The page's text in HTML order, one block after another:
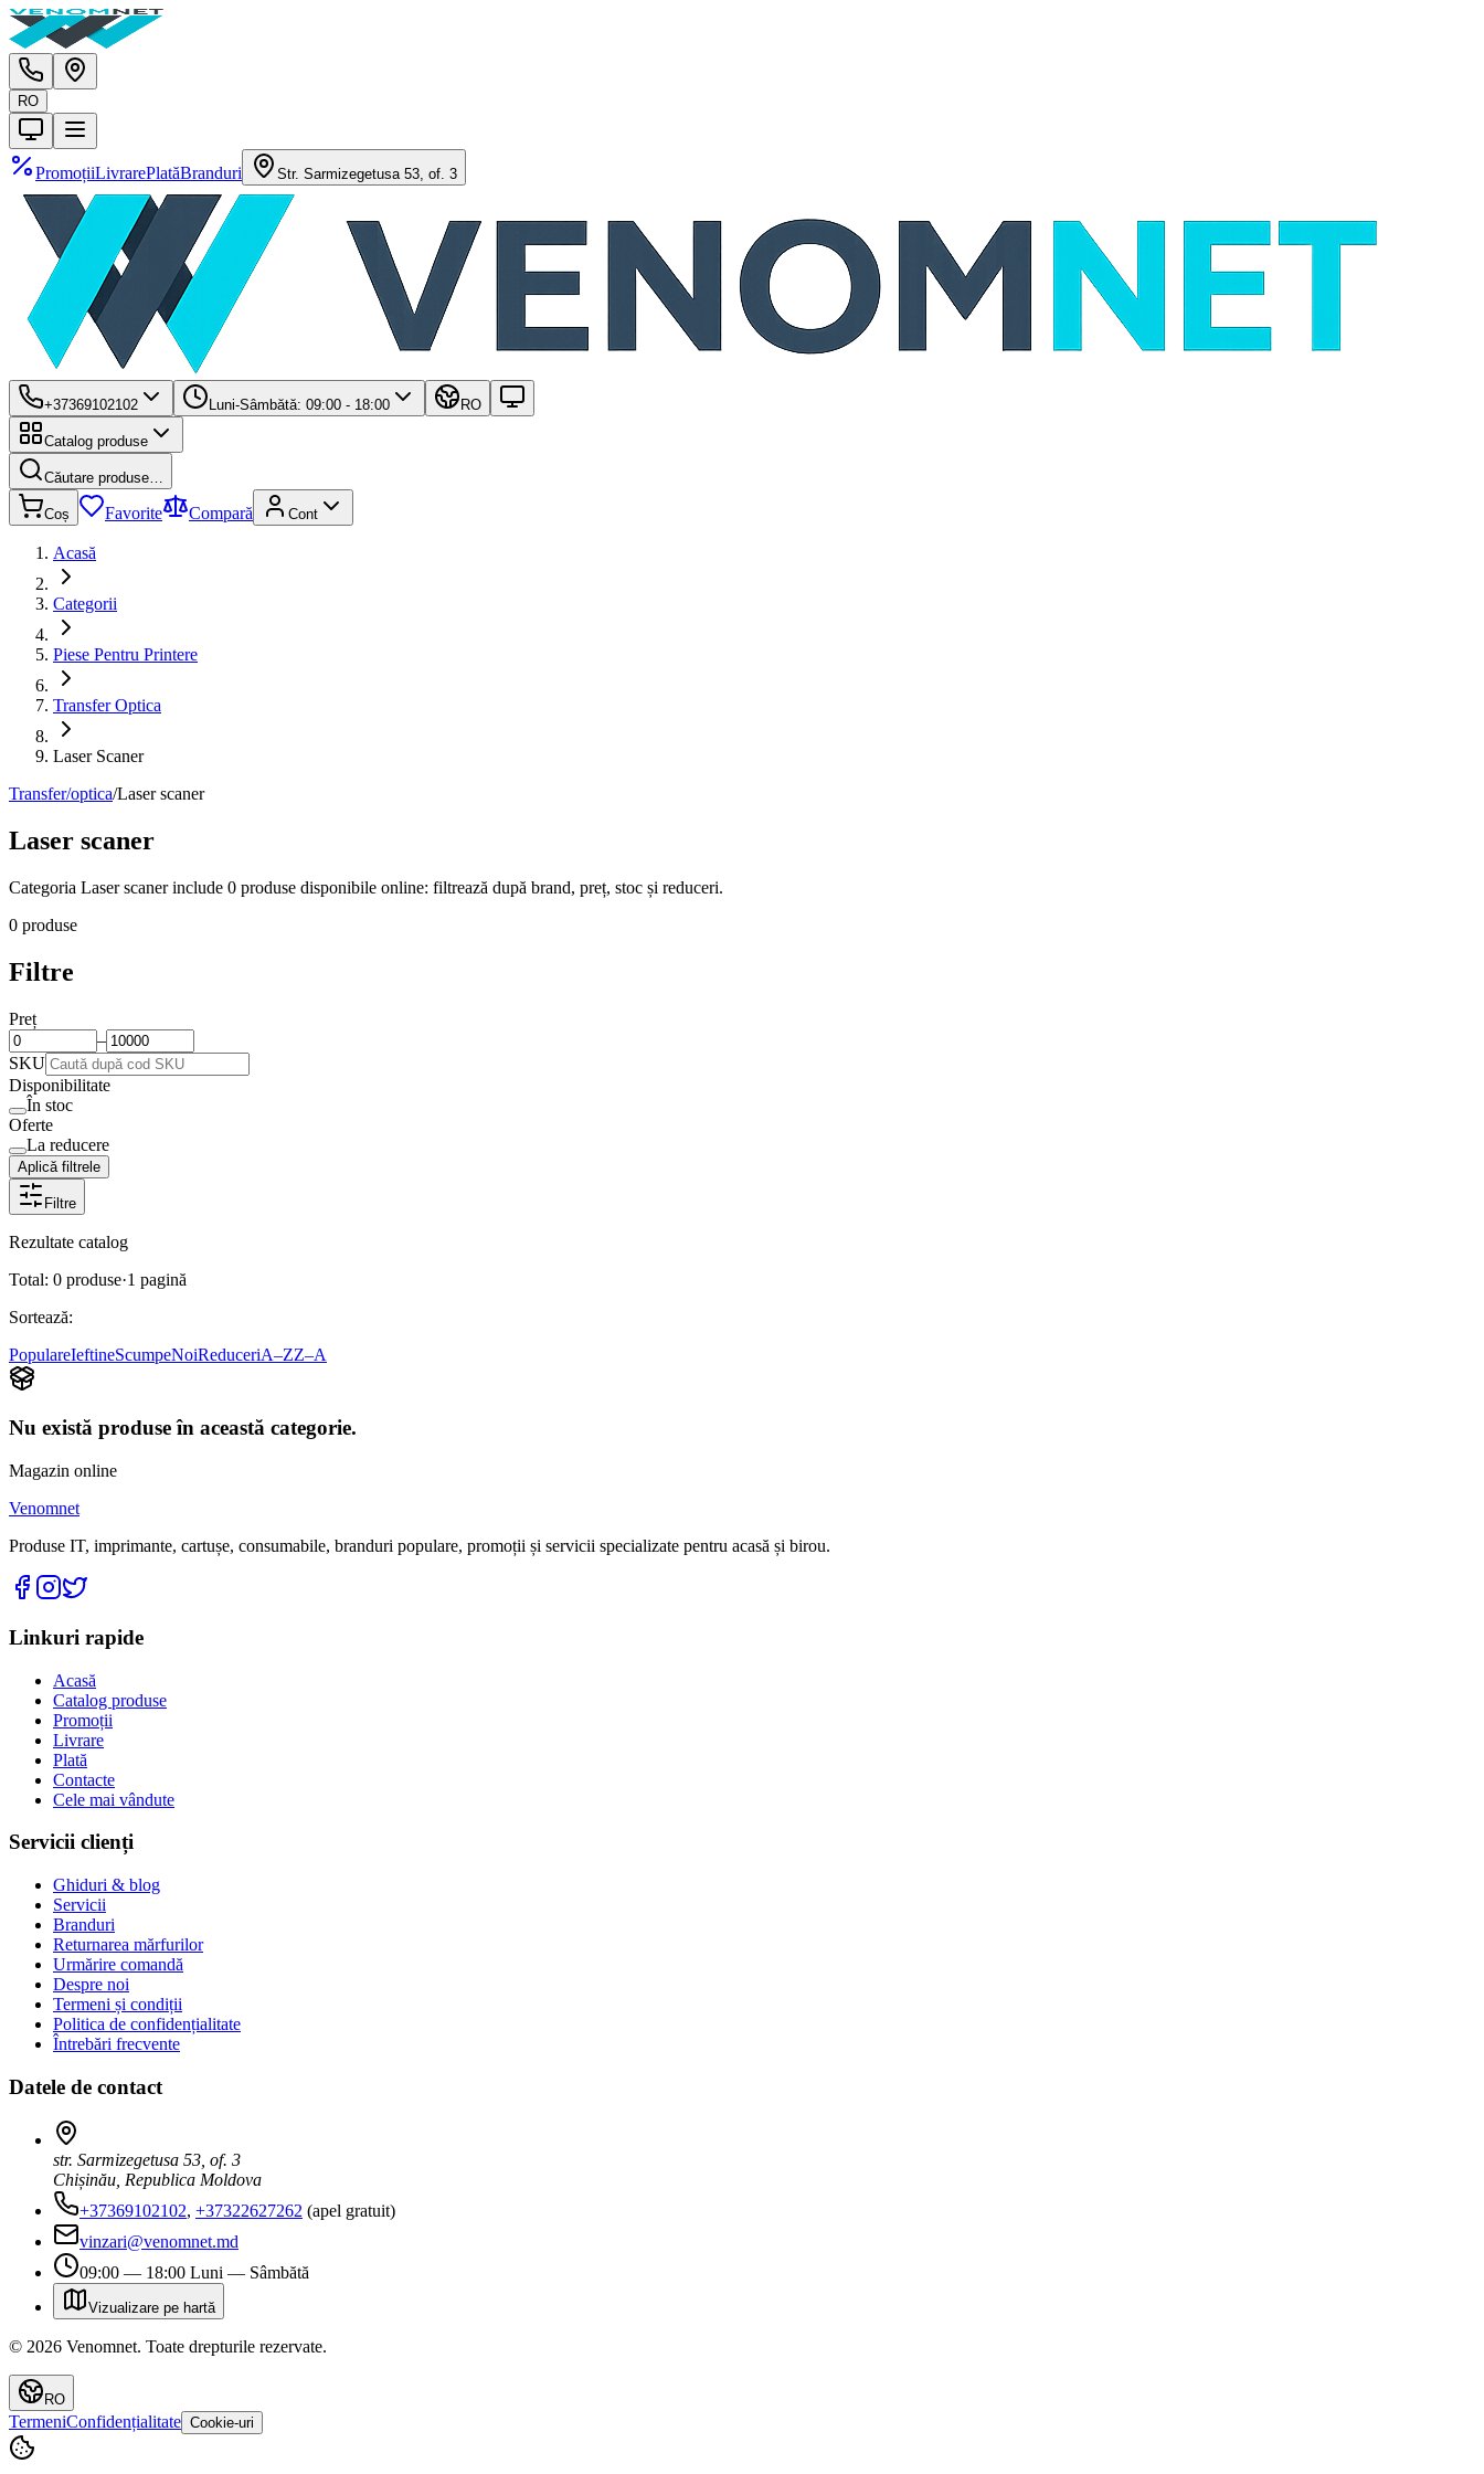
RO
PromoțiiLivrarePlatăBranduri Str. Sarmizegetusa 53, of. 3
+37369102102 Luni-Sâmbătă: 09:00 - 18:00 RO
Catalog produse
Căutare produse…
Coș Favorite Compară Cont
Acasă
Categorii
Piese Pentru Printere
Transfer Optica
Laser Scaner
Transfer/optica/Laser scaner
Laser scaner
Categoria Laser scaner include 0 produse disponibile online: filtrează după brand, preț, stoc și reduceri.
0 produse
Filtre
Preț
–
SKU
Disponibilitate
În stoc
Oferte
La reducere
Aplică filtrele
Filtre
Rezultate catalog
Total: 0 produse·1 pagină
Sortează:
PopulareIeftineScumpeNoiReduceriA–ZZ–A
Nu există produse în această categorie.
Magazin online
Venomnet
Produse IT, imprimante, cartușe, consumabile, branduri populare, promoții și servicii specializate pentru acasă și birou.
Linkuri rapide
Acasă
Catalog produse
Promoții
Livrare
Plată
Contacte
Cele mai vândute
Servicii clienți
Ghiduri & blog
Servicii
Branduri
Returnarea mărfurilor
Urmărire comandă
Despre noi
Termeni și condiții
Politica de confidențialitate
Întrebări frecvente
Datele de contact
str. Sarmizegetusa 53, of. 3
Chișinău, Republica Moldova
+37369102102, +37322627262 (apel gratuit)
vinzari@venomnet.md
09:00 — 18:00 Luni — Sâmbătă
Vizualizare pe hartă
© 2026 Venomnet. Toate drepturile rezervate.
RO
TermeniConfidențialitate Cookie-uri